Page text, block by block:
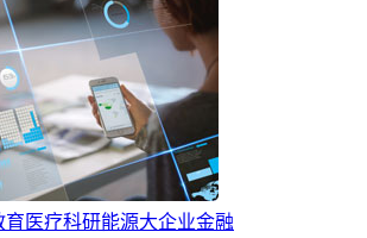
育 医疗科研能源大企业金融